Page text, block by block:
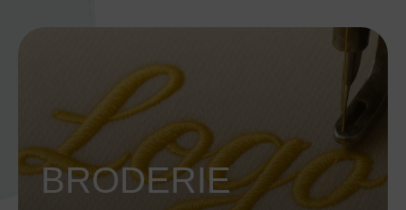
BRODERIE